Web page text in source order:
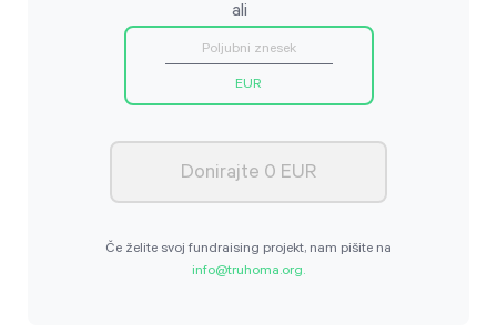
ali
EUR
Donirajte 0 EUR
Če želite svoj fundraising projekt, nam pišite na
info@truhoma.org.